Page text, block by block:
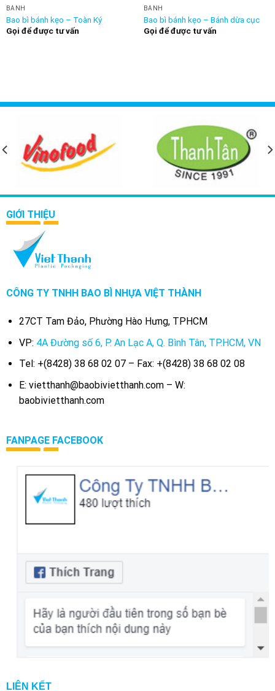
BÁNH
Bao bì bánh kẹo – Toàn Ký
Gọi để được tư vấn
BÁNH
Bao bì bánh kẹo – Bánh dừa cục
Gọi để được tư vấn
GIỚI THIỆU
CÔNG TY TNHH BAO BÌ NHỰA VIỆT THÀNH
27CT Tam Đảo, Phường Hào Hưng, TPHCM
VP: 4A Đường số 6, P. An Lạc A, Q. Bình Tân, TP.HCM, VN
Tel: +(8428) 38 68 02 07 – Fax: +(8428) 38 68 02 08
E: vietthanh@baobivietthanh.com – W:
baobivietthanh.com
FANPAGE FACEBOOK
LIÊN KẾT